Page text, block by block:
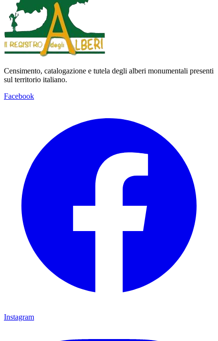
Censimento, catalogazione e tutela degli alberi monumentali presenti
sul territorio italiano.
Facebook
Instagram